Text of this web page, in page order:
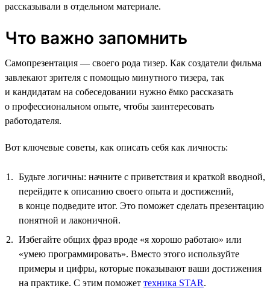
рассказывали в отдельном материале.
Что важно запомнить
Самопрезентация — своего рода тизер. Как создатели фильма
завлекают зрителя с помощью минутного тизера, так
и кандидатам на собеседовании нужно ёмко рассказать
о профессиональном опыте, чтобы заинтересовать
работодателя.
Вот ключевые советы, как описать себя как личность:
Будьте логичны: начните с приветствия и краткой вводной,
перейдите к описанию своего опыта и достижений,
в конце подведите итог. Это поможет сделать презентацию
понятной и лаконичной.
Избегайте общих фраз вроде «я хорошо работаю» или
«умею программировать». Вместо этого используйте
примеры и цифры, которые показывают ваши достижения
на практике. С этим поможет техника STAR.